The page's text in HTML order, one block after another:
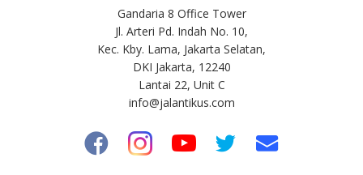
Gandaria 8 Office Tower
Jl. Arteri Pd. Indah No. 10,
Kec. Kby. Lama, Jakarta Selatan,
DKI Jakarta, 12240
Lantai 22, Unit C
info@jalantikus.com